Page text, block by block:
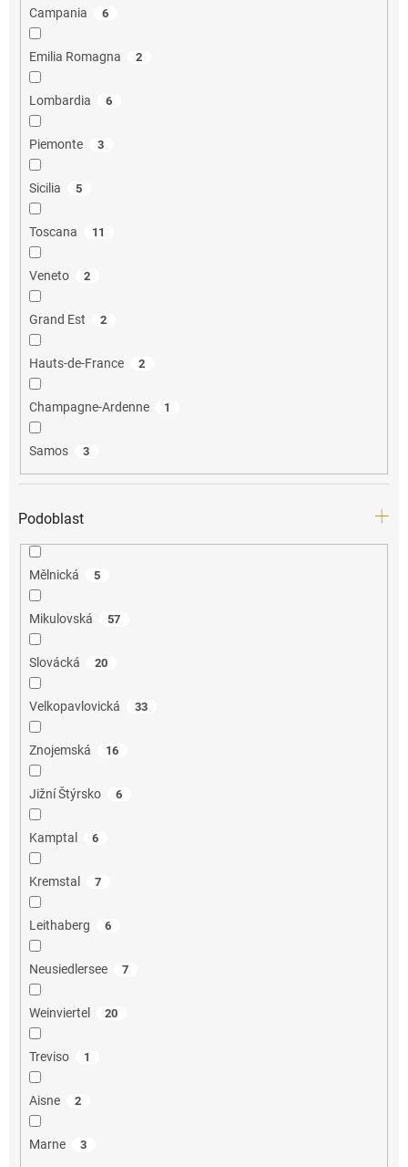
Campania 6
Emilia Romagna 2
Lombardia 6
Piemonte 3
Sicilia 5
Toscana 11
Veneto 2
Grand Est 2
Hauts-de-France 2
Champagne-Ardenne 1
Samos 3
Podoblast
Mělnická 5
Mikulovská 57
Slovácká 20
Velkopavlovická 33
Znojemská 16
Jižní Štýrsko 6
Kamptal 6
Kremstal 7
Leithaberg 6
Neusiedlersee 7
Weinviertel 20
Treviso 1
Aisne 2
Marne 3